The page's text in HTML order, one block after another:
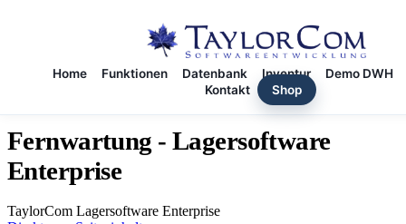
Home Funktionen Datenbank Inventur
Demo DWH
Kontakt
Shop
Fernwartung - Lagersoftware
Enterprise
TaylorCom Lagersoftware Enterprise